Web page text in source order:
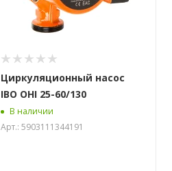
Циркуляционный насос
IBO OHI 25-60/130
В наличии
Арт.: 5903111344191